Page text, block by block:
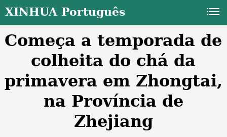
XINHUA Português
Começa a temporada de
colheita do chá da
primavera em Zhongtai,
na Província de
Zhejiang